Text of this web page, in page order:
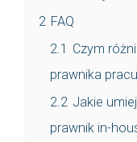
2 FAQ
2.1 Czym
prawnika
2.2 Jakie
prawnik in-